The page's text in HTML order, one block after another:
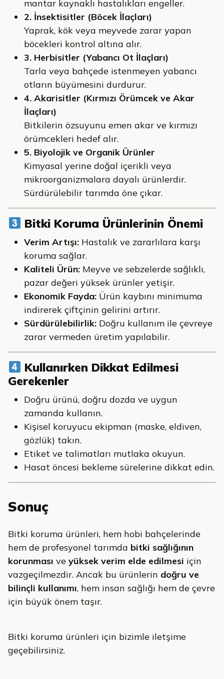
mantar kaynaklı hastalıkları engeller.
2. İnsektisitler (Böcek İlaçları)
Yaprak, kök veya meyvede zarar yapan
böcekleri kontrol altına alır.
3. Herbisitler (Yabancı Ot İlaçları)
Tarla veya bahçede istenmeyen yabancı
otların büyümesini durdurur.
4. Akarisitler (Kırmızı Örümcek ve Akar
İlaçları)
Bitkilerin özsuyunu emen akar ve kırmızı
örümcekleri hedef alır.
5. Biyolojik ve Organik Ürünler
Kimyasal yerine doğal içerikli veya
mikroorganizmalara dayalı ürünlerdir.
Sürdürülebilir tarımda öne çıkar.
Bitki Koruma Ürünlerinin Önemi
Verim Artışı: Hastalık ve zararlılara karşı
koruma sağlar.
Kaliteli Ürün: Meyve ve sebzelerde sağlıklı,
pazar değeri yüksek ürünler yetişir.
Ekonomik Fayda: Ürün kaybını minimuma
indirerek çiftçinin gelirini artırır.
Sürdürülebilirlik: Doğru kullanım ile çevreye
zarar vermeden üretim yapılabilir.
Kullanırken Dikkat Edilmesi
Gerekenler
Doğru ürünü, doğru dozda ve uygun
zamanda kullanın.
Kişisel koruyucu ekipman (maske, eldiven,
gözlük) takın.
Etiket ve talimatları mutlaka okuyun.
Hasat öncesi bekleme sürelerine dikkat edin.
Sonuç
Bitki koruma ürünleri, hem hobi bahçelerinde
hem de profesyonel tarımda bitki sağlığının
korunması ve yüksek verim elde edilmesi için
vazgeçilmezdir. Ancak bu ürünlerin doğru ve
bilinçli kullanımı, hem insan sağlığı hem de çevre
için büyük önem taşır.
Bitki koruma ürünleri için bizimle iletşime
geçebilirsiniz.